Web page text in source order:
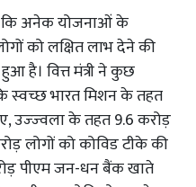
कि अनेक योजनाओं के
को लक्षित लाभ देने की
है। वित्त मंत्री ने कुछ
भारत मिशन के तहत
उज्‍ज्‍वला के तहत 9.6 करोड़
लोगों को कोविड टीके की
पीएम जन-धन बैंक खाते